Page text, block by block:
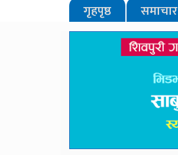
गृहपृष्ठ समाचार